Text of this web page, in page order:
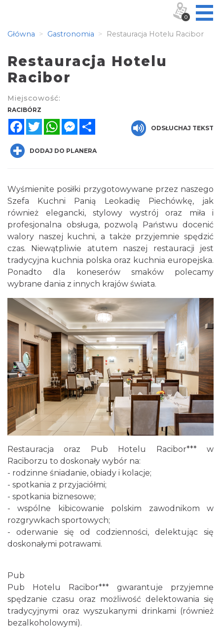
Główna Gastronomia Restauracja Hotelu Racibor
Restauracja Hotelu
Racibor
Miejscowość:
RACIBÓRZ
FacebookTwitterWhatsAppMessenger
ODSŁUCHAJ TEKST
DODAJ DO PLANERA
Wyśmienite posiłki przygotowywane przez naszego
Szefa Kuchni Panią Leokadię Piechówkę, jak
również elegancki, stylowy wystrój oraz miła i
profesjonalna obsługa, pozwolą Państwu docenić
walory naszej kuchni, a także przyjemnie spędzić
czas. Niewątpliwie atutem naszej restauracji jest
tradycyjna kuchnia polska oraz kuchnia europejska.
Ponadto dla koneserów smaków polecamy
wybrane dania z innych krajów świata.
Restauracja oraz Pub Hotelu Racibor*** w
Raciborzu to doskonały wybór na:
- rodzinne śniadanie, obiady i kolacje;
- spotkania z przyjaciółmi;
- spotkania biznesowe;
- wspólne kibicowanie polskim zawodnikom w
rozgrywkach sportowych;
- oderwanie się od codzienności, delektując się
doskonałymi potrawami.
Pub
Pub Hotelu Racibor*** gwarantuje przyjemne
spędzanie czasu oraz możliwość delektowania się
tradycyjnymi oraz wyszukanymi drinkami (również
bezalkoholowymi).
0